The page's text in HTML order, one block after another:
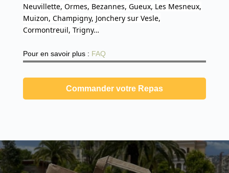
Neuvillette, Ormes, Bezannes, Gueux, Les Mesneux,
Muizon, Champigny, Jonchery sur Vesle,
Cormontreuil, Trigny…
Pour en savoir plus : FAQ
Commander votre Repas